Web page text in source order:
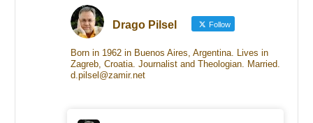
Drago Pilsel Follow
Born in 1962 in Buenos Aires, Argentina. Lives in
Zagreb, Croatia. Journalist and Theologian. Married.
d.pilsel@zamir.net